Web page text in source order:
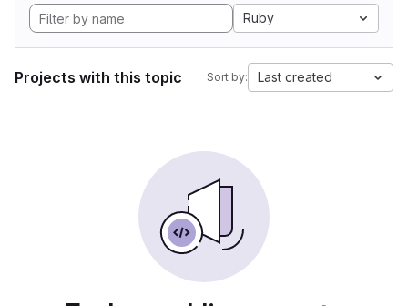
Ruby
Projects with this topic Sort by: Last created